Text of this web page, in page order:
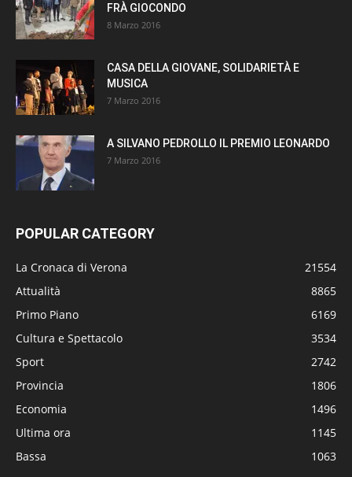
FRÀ GIOCONDO
8 Marzo 2016
CASA DELLA GIOVANE, SOLIDARIETÀ E
MUSICA
7 Marzo 2016
A SILVANO PEDROLLO IL PREMIO LEONARDO
7 Marzo 2016
POPULAR CATEGORY
La Cronaca di Verona
21554
Attualità
8865
Primo Piano
6169
Cultura e Spettacolo
3534
Sport
2742
Provincia
1806
Economia
1496
Ultima ora
1145
Bassa
1063